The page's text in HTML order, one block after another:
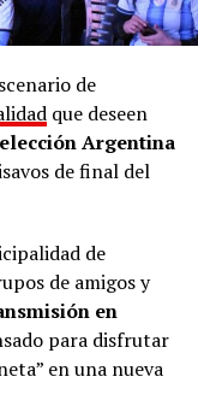
de
que deseen
Argentina
de final del
de
de amigos y
en
para disfrutar
en una nueva